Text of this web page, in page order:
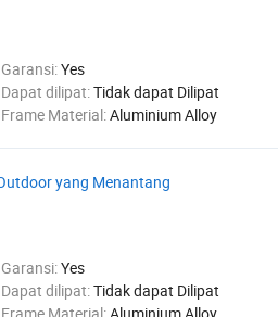
Garansi:Yes
Dapat dilipat:Tidak dapat Dilipat
Frame Material:Aluminium Alloy
yang Menantang
Garansi:Yes
Dapat dilipat:Tidak dapat Dilipat